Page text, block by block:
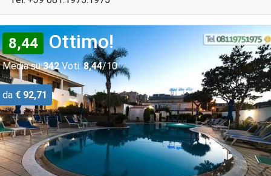
8,44 Ottimo!
Media su342Voti: 8,44/10
da € 92,71